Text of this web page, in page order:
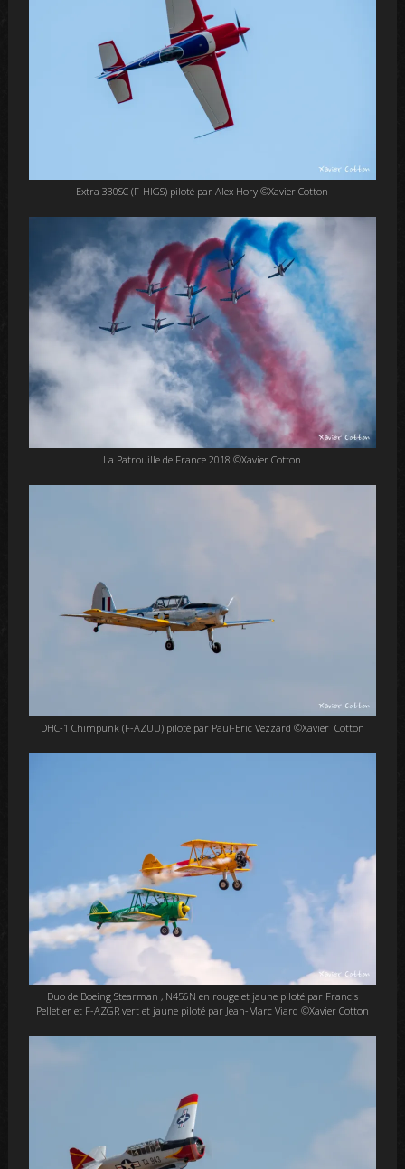
Extra 330SC (F-HIGS) piloté par Alex Hory ©Xavier Cotton
La Patrouille de France 2018 ©Xavier Cotton
DHC-1 Chimpunk (F-AZUU) piloté par Paul-Eric Vezzard ©Xavier Cotton
Duo de Boeing Stearman , N456N en rouge et jaune piloté par Francis
Pelletier et F-AZGR vert et jaune piloté par Jean-Marc Viard ©Xavier Cotton